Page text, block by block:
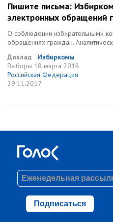
Пишите письма:
электронных обращений
О соблюдении избирательными
обращениях граждан.
Доклад
Избиркомы
Выборы 18 марта 2018
Российская Федерация
29.11.2017
Подписаться